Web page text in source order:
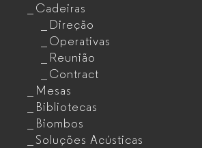
Cadeiras
Direção
Operativas
Reunião
Contract
Mesas
Bibliotecas
Biombos
Soluções Acústicas